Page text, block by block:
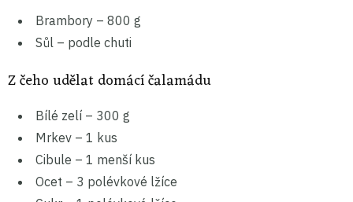
Brambory – 800 g
Sůl – podle chuti
Z čeho udělat domácí čalamádu
Bílé zelí – 300 g
Mrkev – 1 kus
Cibule – 1 menší kus
Ocet – 3 polévkové lžíce